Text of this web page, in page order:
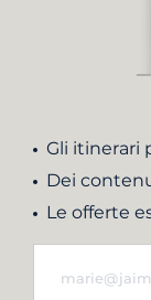
Gli itinerari
Dei
Le offerte